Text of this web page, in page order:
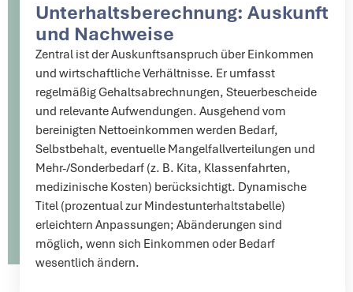
Unterhaltsberechnung: Auskunft
und Nachweise
Zentral ist der Auskunftsanspruch über Einkommen
und wirtschaftliche Verhältnisse. Er umfasst
regelmäßig Gehaltsabrechnungen, Steuerbescheide
und relevante Aufwendungen. Ausgehend vom
bereinigten Nettoeinkommen werden Bedarf,
Selbstbehalt, eventuelle Mangelfallverteilungen und
Mehr-/Sonderbedarf (z. B. Kita, Klassenfahrten,
medizinische Kosten) berücksichtigt. Dynamische
Titel (prozentual zur Mindestunterhaltstabelle)
erleichtern Anpassungen; Abänderungen sind
möglich, wenn sich Einkommen oder Bedarf
wesentlich ändern.